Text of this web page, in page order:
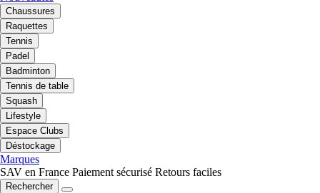
Chaussures
Raquettes
Tennis
Padel
Badminton
Tennis de table
Squash
Lifestyle
Espace Clubs
Déstockage
Marques
SAV en France Paiement sécurisé Retours faciles
Rechercher